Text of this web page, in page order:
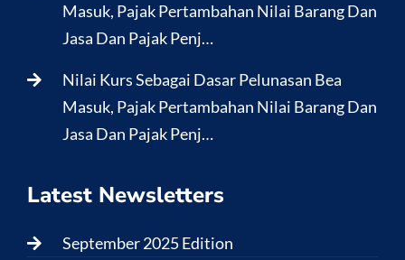
Masuk, Pajak Pertambahan Nilai Barang Dan
Jasa Dan Pajak Penj…
Nilai Kurs Sebagai Dasar Pelunasan Bea
Masuk, Pajak Pertambahan Nilai Barang Dan
Jasa Dan Pajak Penj…
Latest Newsletters
September 2025 Edition